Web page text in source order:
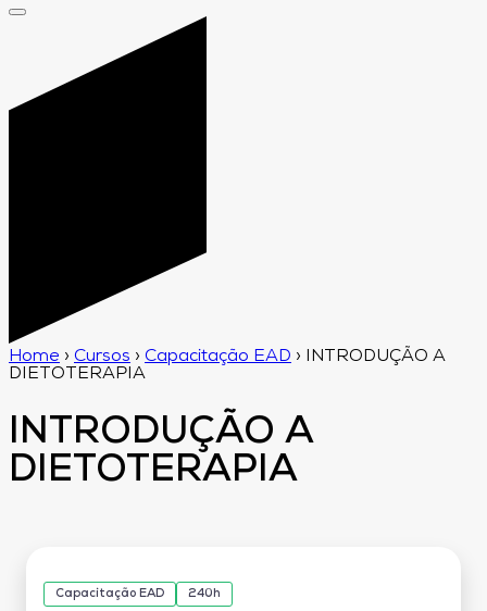
Home › Cursos › Capacitação EAD ›
INTRODUÇÃO A
DIETOTERAPIA
INTRODUÇÃO A
DIETOTERAPIA
Capacitação EAD 240h